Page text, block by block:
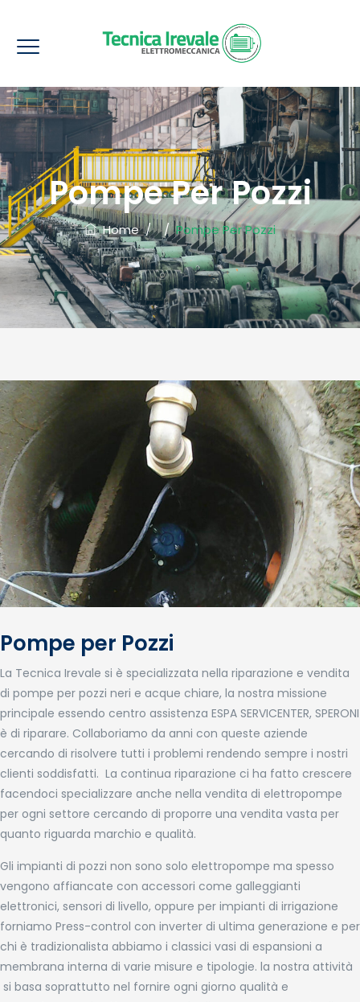
Pompe Per Pozzi
Home//Pompe Per Pozzi
Pompe per Pozzi
La Tecnica Irevale si è specializzata nella riparazione e vendita
di pompe per pozzi neri e acque chiare, la nostra missione
principale essendo centro assistenza ESPA SERVICENTER, SPERONI
è di riparare. Collaboriamo da anni con queste aziende
cercando di risolvere tutti i problemi rendendo sempre i nostri
clienti soddisfatti. La continua riparazione ci ha fatto crescere
facendoci specializzare anche nella vendita di elettropompe
per ogni settore cercando di proporre una vendita vasta per
quanto riguarda marchio e qualità.
Gli impianti di pozzi non sono solo elettropompe ma spesso
vengono affiancate con accessori come galleggianti
elettronici, sensori di livello, oppure per impianti di irrigazione
forniamo Press-control con inverter di ultima generazione e per
chi è tradizionalista abbiamo i classici vasi di espansioni a
membrana interna di varie misure e tipologie. la nostra attività
si basa soprattutto nel fornire ogni giorno qualità e